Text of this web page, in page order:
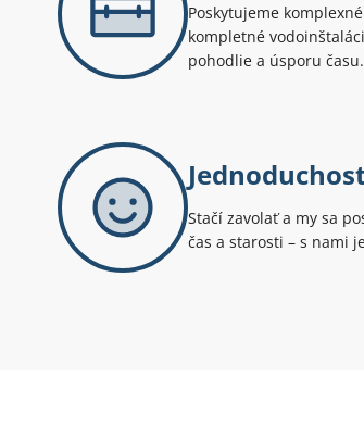
Poskytujeme
kompletné
pohodlie a úsporu času.
Stačí zavolať a my sa
čas a starosti – s nami